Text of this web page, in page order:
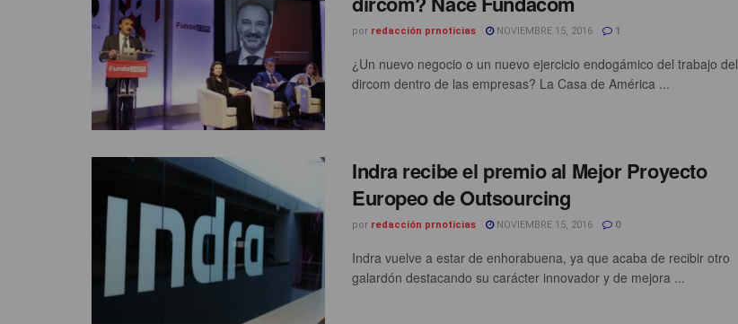
por redacción prnoticias NOVIEMBRE 15, 2016 1
¿Un nuevo negocio o un nuevo ejercicio endogámico del trabajo del
dircom dentro de las empresas? La Casa de América ...
Indra recibe el premio al Mejor Proyecto
Europeo de Outsourcing
por redacción prnoticias NOVIEMBRE 15, 2016 0
Indra vuelve a estar de enhorabuena, ya que acaba de recibir otro
galardón destacando su carácter innovador y de mejora ...